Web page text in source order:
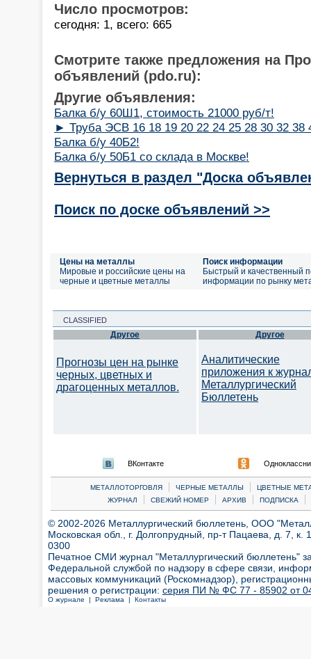
Число просмотров:
сегодня: 1, всего: 665
Смотрите также предложения на
объявлений (pdo.ru):
Другие объявления:
Балка б/у 60Ш1, стоимость 21000 руб/т!
► Труба ЭСВ 16 18 19 20 22 24 25 28 30 32 38
Балка б/у 40Б2!
Балка б/у 50Б1 со склада в Москве!
Вернуться в раздел "Доска
Поиск по доске объявлений >>
Цены на металлы
Мировые и российские цены на
черные и цветные металлы
Поиск информации
Быстрый и качественный
информации по рынку
CLASSIFIED
Другое
Прогнозы цен на рынке
черных, цветных и
драгоценных металлов.
Другое
Аналитические
приложения к
Металлургический
Бюллетень
ВКонтакте
МЕТАЛЛОТОРГОВЛЯ | ЧЕРНЫЕ МЕТАЛЛЫ |
ЦВЕТНЫЕ
ЖУРНАЛ
| СВЕЖИЙ НОМЕР | АРХИВ | ПОДПИСКА |
© 2002-2026 Металлургический бюллетень, ООО
Московская обл., г. Долгопрудный, пр-т Пацаева, д. 7,
0300
Печатное СМИ журнал "Металлургический бюллетень"
Федеральной службой по надзору в сфере связи,
массовых коммуникаций (Роскомнадзор),
решения о регистрации: серия ПИ № ФС 77 - 85902 от 04
О журнале | Реклама | Контакты